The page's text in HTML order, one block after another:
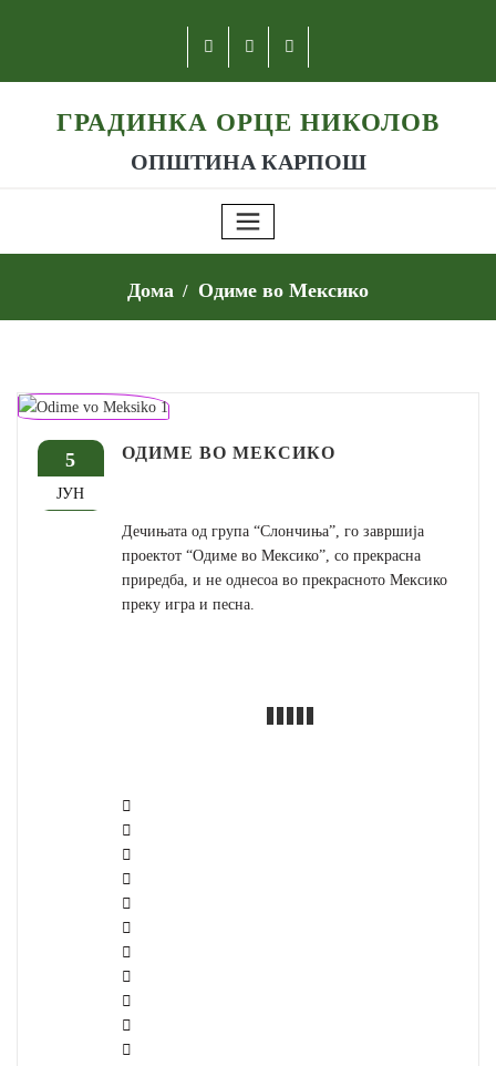
ГРАДИНКА ОРЦЕ НИКОЛОВ
ОПШТИНА КАРПОШ
Дома Одиме во Мексико
5
ЈУН
ОДИМЕ ВО МЕКСИКО
Дечињата од група “Слончиња”, го завршија
проектот “Одиме во Мексико”, со прекрасна
приредба, и не однесоа во прекрасното Мексико
преку игра и песна.